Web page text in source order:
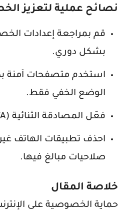
نصائح عملية لتعزيز
قم بمراجعة إعدادات
بشكل دوري.
استخدم متصفحات آمنة
الوضع الخفي فقط.
فعّل المصادقة الثنائية (2FA) لحساباتك الهامة.
احذف تطبيقات الهاتف
صلاحيات مبالغ فيها.
خلاصة المقال
حماية الخصوصية على